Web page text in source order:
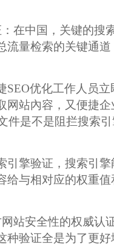
在中国，关键的搜
流量检索的关键通
优化工作人员
站內容，又便捷
件是不是阻拦搜索
引擎验证，搜索引
给与相对应的权重
站安全性的权威认
种验证全是为了更